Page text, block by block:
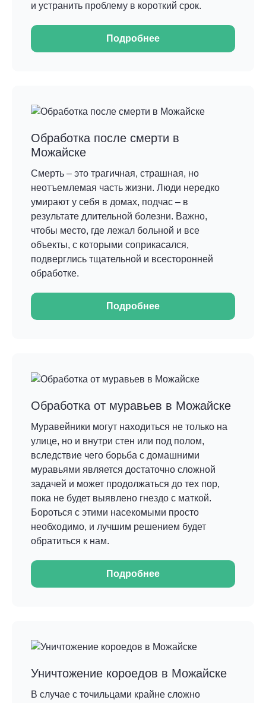
и устранить проблему в короткий срок.
Подробнее
Обработка после смерти в
Можайске
Смерть – это трагичная, страшная, но
неотъемлемая часть жизни. Люди нередко
умирают у себя в домах, подчас – в
результате длительной болезни. Важно,
чтобы место, где лежал больной и все
объекты, с которыми соприкасался,
подверглись тщательной и всесторонней
обработке.
Подробнее
Обработка от муравьев в Можайске
Муравейники могут находиться не только на
улице, но и внутри стен или под полом,
вследствие чего борьба с домашними
муравьями является достаточно сложной
задачей и может продолжаться до тех пор,
пока не будет выявлено гнездо с маткой.
Бороться с этими насекомыми просто
необходимо, и лучшим решением будет
обратиться к нам.
Подробнее
Уничтожение короедов в Можайске
В случае с точильцами крайне сложно